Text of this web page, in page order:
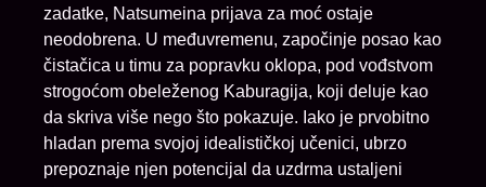
zadatke, Natsumeina prijava za moć ostaje
neodobrena. U međuvremenu, započinje posao kao
čistačica u timu za popravku oklopa, pod vođstvom
strogoćom obeleženog Kaburagija, koji deluje kao
da skriva više nego što pokazuje. Iako je prvobitno
hladan prema svojoj idealističkoj učenici, ubrzo
prepoznaje njen potencijal da uzdrma ustaljeni